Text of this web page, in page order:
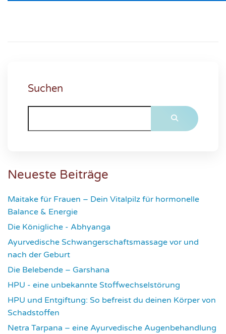
Suchen
Neueste Beiträge
Maitake für Frauen – Dein Vitalpilz für hormonelle
Balance & Energie
Die Königliche - Abhyanga
Ayurvedische Schwangerschaftsmassage vor und
nach der Geburt
Die Belebende – Garshana
HPU - eine unbekannte Stoffwechselstörung
HPU und Entgiftung: So befreist du deinen Körper von
Schadstoffen
Netra Tarpana – eine Ayurvedische Augenbehandlung